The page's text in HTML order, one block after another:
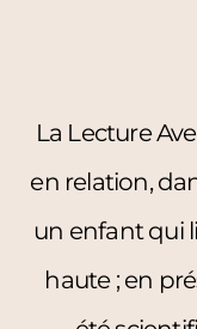
La Lecture
en relation,
un enfant qui
haute ; en